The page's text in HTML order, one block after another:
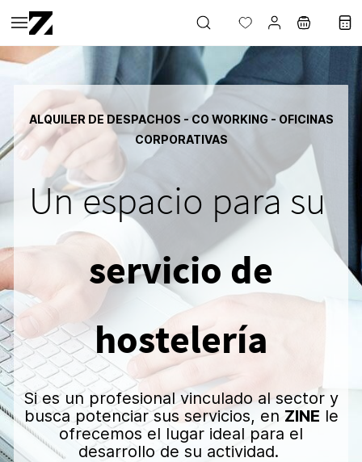
Saltar al
contenido
principal
ALQUILER DE DESPACHOS - CO WORKING - OFICINAS
CORPORATIVAS
Un espacio para su
servicio de
hostelería
Si es un profesional vinculado al sector y
busca potenciar sus servicios, en ZINE le
ofrecemos el lugar ideal para el
desarrollo de su actividad.